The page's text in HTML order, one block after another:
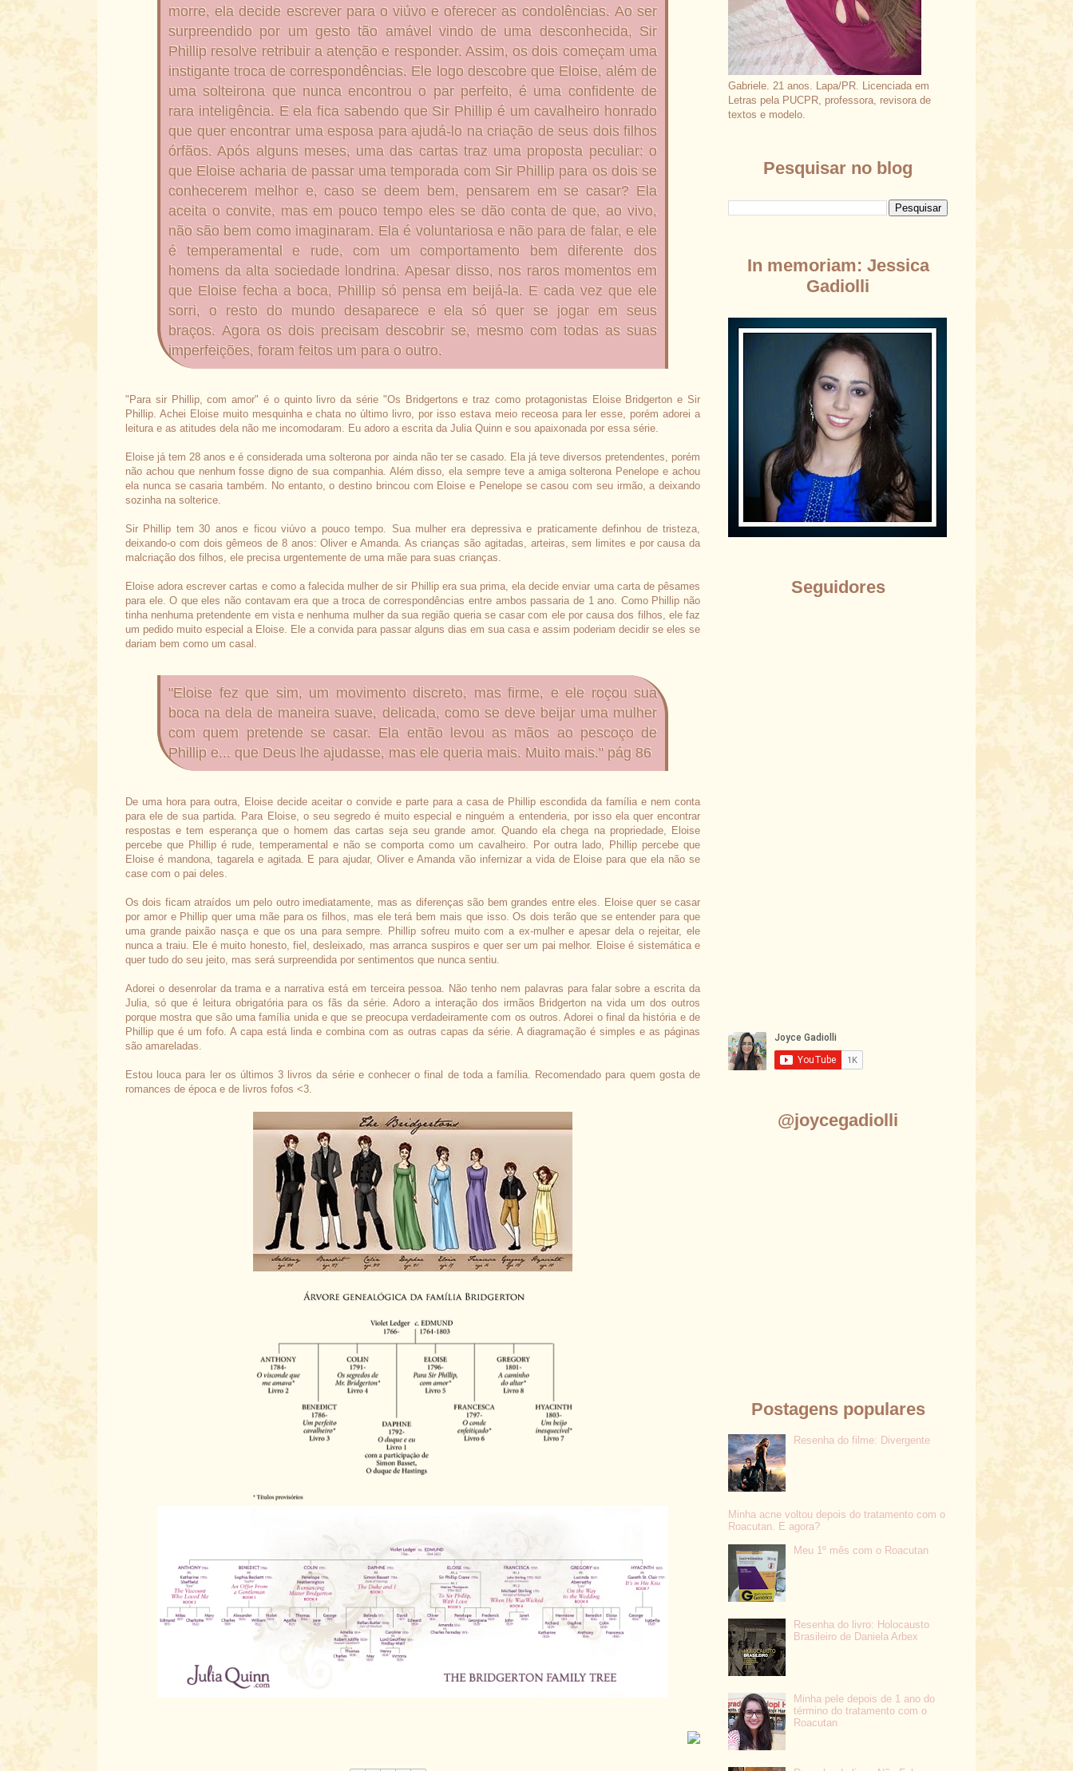
morre, ela decide escrever para o viúvo e oferecer as condolências. Ao ser
surpreendido por um gesto tão amável vindo de uma desconhecida, Sir
Phillip resolve retribuir a atenção e responder. Assim, os dois começam uma
instigante troca de correspondências. Ele logo descobre que Eloise, além de
uma solteirona que nunca encontrou o par perfeito, é uma confidente de
rara inteligência. E ela fica sabendo que Sir Phillip é um cavalheiro honrado
que quer encontrar uma esposa para ajudá-lo na criação de seus dois filhos
órfãos. Após alguns meses, uma das cartas traz uma proposta peculiar: o
que Eloise acharia de passar uma temporada com Sir Phillip para os dois se
conhecerem melhor e, caso se deem bem, pensarem em se casar? Ela
aceita o convite, mas em pouco tempo eles se dão conta de que, ao vivo,
não são bem como imaginaram. Ela é voluntariosa e não para de falar, e ele
é temperamental e rude, com um comportamento bem diferente dos
homens da alta sociedade londrina. Apesar disso, nos raros momentos em
que Eloise fecha a boca, Phillip só pensa em beijá-la. E cada vez que ele
sorri, o resto do mundo desaparece e ela só quer se jogar em seus
braços. Agora os dois precisam descobrir se, mesmo com todas as suas
imperfeições, foram feitos um para o outro.
"Para sir Phillip, com amor" é o quinto livro da série "Os Bridgertons e traz como protagonistas Eloise Bridgerton e Sir
Phillip. Achei Eloise muito mesquinha e chata no último livro, por isso estava meio receosa para ler esse, porém adorei a
leitura e as atitudes dela não me incomodaram. Eu adoro a escrita da Julia Quinn e sou apaixonada por essa série.
Eloise já tem 28 anos e é considerada uma solterona por ainda não ter se casado. Ela já teve diversos pretendentes, porém
não achou que nenhum fosse digno de sua companhia. Além disso, ela sempre teve a amiga solterona Penelope e achou
ela nunca se casaria também. No entanto, o destino brincou com Eloise e Penelope se casou com seu irmão, a deixando
sozinha na solterice.
Sir Phillip tem 30 anos e ficou viúvo a pouco tempo. Sua mulher era depressiva e praticamente definhou de tristeza,
deixando-o com dois gêmeos de 8 anos: Oliver e Amanda. As crianças são agitadas, arteiras, sem limites e por causa da
malcriação dos filhos, ele precisa urgentemente de uma mãe para suas crianças.
Eloise adora escrever cartas e como a falecida mulher de sir Phillip era sua prima, ela decide enviar uma carta de pêsames
para ele. O que eles não contavam era que a troca de correspondências entre ambos passaria de 1 ano. Como Phillip não
tinha nenhuma pretendente em vista e nenhuma mulher da sua região queria se casar com ele por causa dos filhos, ele faz
um pedido muito especial a Eloise. Ele a convida para passar alguns dias em sua casa e assim poderiam decidir se eles se
dariam bem como um casal.
"Eloise fez que sim, um movimento discreto, mas firme, e ele roçou sua
boca na dela de maneira suave, delicada, como se deve beijar uma mulher
com quem pretende se casar. Ela então levou as mãos ao pescoço de
Phillip e... que Deus lhe ajudasse, mas ele queria mais. Muito mais." pág 86
De uma hora para outra, Eloise decide aceitar o convide e parte para a casa de Phillip escondida da família e nem conta
para ele de sua partida. Para Eloise, o seu segredo é muito especial e ninguém a entenderia, por isso ela quer encontrar
respostas e tem esperança que o homem das cartas seja seu grande amor. Quando ela chega na propriedade, Eloise
percebe que Phillip é rude, temperamental e não se comporta como um cavalheiro. Por outra lado, Phillip percebe que
Eloise é mandona, tagarela e agitada. E para ajudar, Oliver e Amanda vão infernizar a vida de Eloise para que ela não se
case com o pai deles.
Os dois ficam atraídos um pelo outro imediatamente, mas as diferenças são bem grandes entre eles. Eloise quer se casar
por amor e Phillip quer uma mãe para os filhos, mas ele terá bem mais que isso. Os dois terão que se entender para que
uma grande paixão nasça e que os una para sempre. Phillip sofreu muito com a ex-mulher e apesar dela o rejeitar, ele
nunca a traiu. Ele é muito honesto, fiel, desleixado, mas arranca suspiros e quer ser um pai melhor. Eloise é sistemática e
quer tudo do seu jeito, mas será surpreendida por sentimentos que nunca sentiu.
Adorei o desenrolar da trama e a narrativa está em terceira pessoa. Não tenho nem palavras para falar sobre a escrita da
Julia, só que é leitura obrigatória para os fãs da série. Adoro a interação dos irmãos Bridgerton na vida um dos outros
porque mostra que são uma família unida e que se preocupa verdadeiramente com os outros. Adorei o final da história e de
Phillip que é um fofo. A capa está linda e combina com as outras capas da série. A diagramação é simples e as páginas
são amareladas.
Estou louca para ler os últimos 3 livros da série e conhecer o final de toda a família. Recomendado para quem gosta de
romances de época e de livros fofos <3.
Gabriele. 21 anos. Lapa/PR. Licenciada em
Letras pela PUCPR, professora, revisora de
textos e modelo.
Pesquisar no blog
In memoriam: Jessica
Gadiolli
Seguidores
@joycegadiolli
Postagens populares
Resenha do filme: Divergente
Minha acne voltou depois do tratamento com o
Roacutan. E agora?
Meu 1º mês com o Roacutan
Resenha do livro: Holocausto
Brasileiro de Daniela Arbex
Minha pele depois de 1 ano do
término do tratamento com o
Roacutan